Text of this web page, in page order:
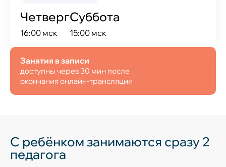
Четверг
16:00 мск
Суббота
15:00 мск
Занятия в записи
доступны через 30 мин после
окончания онлайн-трансляции
С ребёнком занимаются сразу 2
педагога